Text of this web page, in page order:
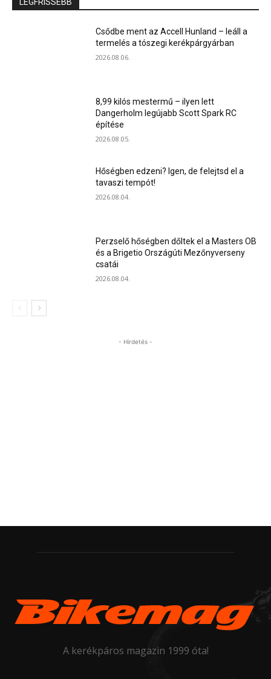
Csődbe ment az Accell Hunland – leáll a
termelés a tószegi kerékpárgyárban
2026.08.06.
8,99 kilós mestermű – ilyen lett
Dangerholm legújabb Scott Spark RC
építése
2026.08.05.
Hőségben edzeni? Igen, de felejtsd el a
tavaszi tempót!
2026.08.04.
Perzselő hőségben dőltek el a Masters OB
és a Brigetio Országúti Mezőnyverseny
csatái
2026.08.04.
- Hirdetés -
A kerékpáros magazin 1999 óta!